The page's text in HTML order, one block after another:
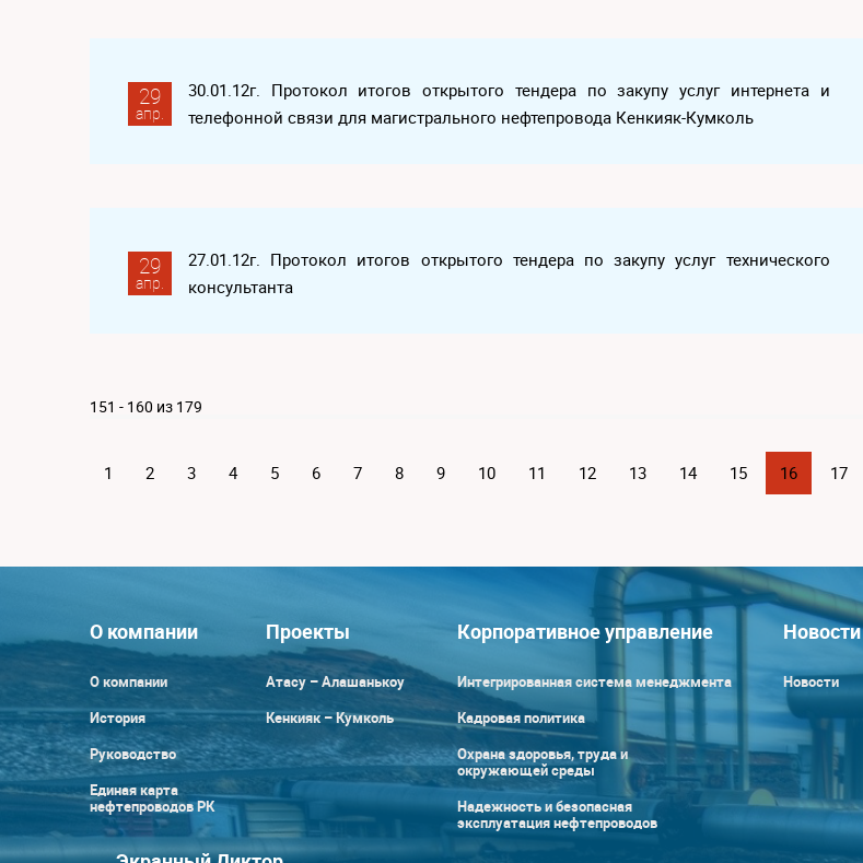
29
апр.
30.01.12г. Протокол итогов открытого тендера по закупу услуг интернета и
телефонной связи для магистрального нефтепровода Кенкияк-Кумколь
29
апр.
27.01.12г. Протокол итогов открытого тендера по закупу услуг технического
консультанта
151 - 160 из 179
1 2 3 4 5 6 7 8 9 10 11 12 13 14 15 16 17
О компании
О компании
История
Руководство
Единая карта
нефтепроводов РК
Проекты
Атасу – Алашанькоу
Кенкияк – Кумколь
Корпоративное управление
Интегрированная система менеджмента
Кадровая политика
Охрана здоровья, труда и
окружающей среды
Надежность и безопасная
эксплуатация нефтепроводов
Новости
Новости